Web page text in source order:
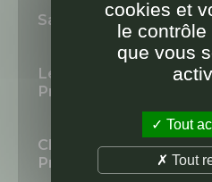
Sancerre A.O.P Val de
Le «M» de Minuty Côtes
Provence A.O.P 75cl
Château Mentone
Provence A.O.P (Bio)
cookies et
le contrôle
que vous
Tout
Tout